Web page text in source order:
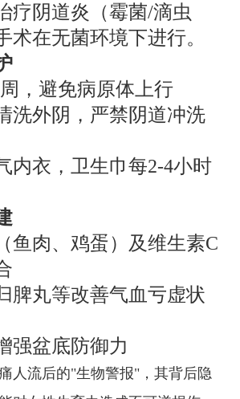
疗阴道炎（霉菌/滴虫
术在无菌环境下进行。
，避免病原体上行
洗外阴，严禁阴道冲洗
内衣，卫生巾每2-4小时
鱼肉、鸡蛋）及维生素C
脾丸等改善气血亏虚状
强盆底防御力
人流后的"生物警报"，其背后隐